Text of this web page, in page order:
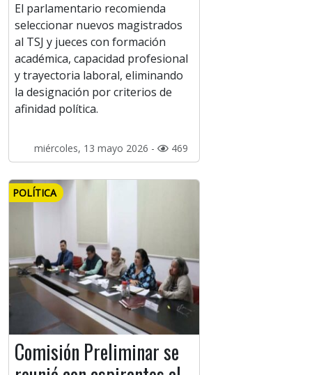
El parlamentario recomienda
seleccionar nuevos magistrados
al TSJ y jueces con formación
académica, capacidad profesional
y trayectoria laboral, eliminando
la designación por criterios de
afinidad política.
miércoles, 13 mayo 2026 - 469
POLÍTICA
Comisión Preliminar se